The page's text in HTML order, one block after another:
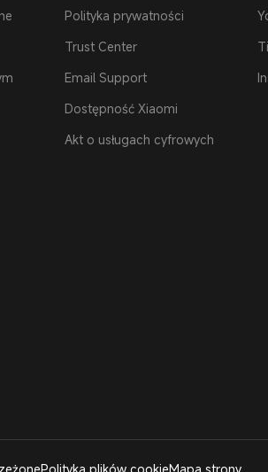
Polityka prywatności
Trust Center
Email Support
Dostępność Xiaomi
Akt o usługach cyfrowych
Polityka plików cookieMapa strony